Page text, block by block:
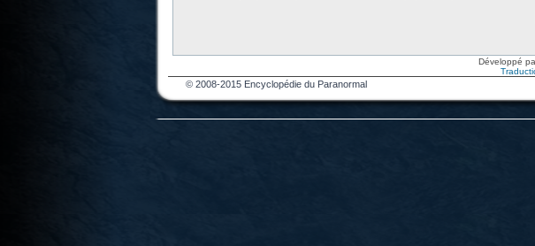
Développé
© 2008-2015 Encyclopédie du Paranormal